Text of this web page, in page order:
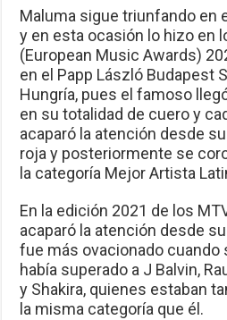
Maluma sigue triunfando en
y en esta ocasión lo hizo en
(European Music Awards)
en el Papp László Budapest
Hungría, pues el famoso
en su totalidad de cuero y
acaparó la atención desde
roja y posteriormente se
la categoría Mejor Artista
​En la edición 2021 de los
acaparó la atención desde
fue más ovacionado cuando
había superado a J Balvin,
y Shakira, quienes estaban
la misma categoría que él.